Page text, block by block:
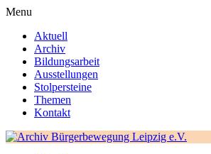
Menu
Aktuell
Archiv
Bildungsarbeit
Ausstellungen
Stolpersteine
Themen
Kontakt